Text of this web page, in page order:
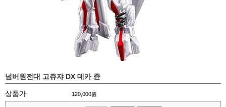
넘버원전대 고쥬쟈 DX 데카 쥰
상품가 120,000원